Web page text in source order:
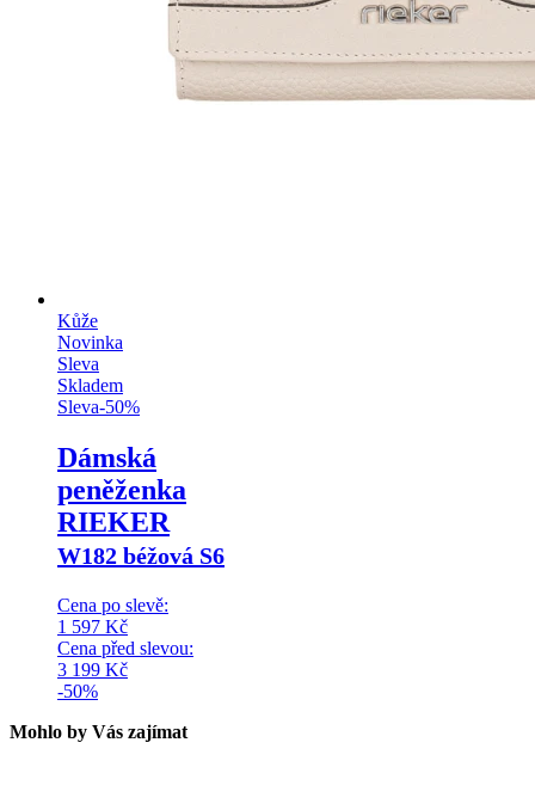
Kůže
Novinka
Sleva
Skladem
Sleva-50%
Dámská
peněženka
RIEKER
W182 béžová S6
Cena po slevě:
1 597 Kč
Cena před slevou:
3 199 Kč
-50%
Mohlo by Vás zajímat